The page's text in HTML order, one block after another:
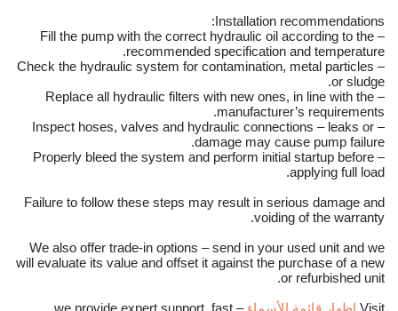
Installation recommendations:
– Fill the pump with the correct hydraulic oil according to the
recommended specification and temperature.
– Check the hydraulic system for contamination, metal particles
or sludge.
– Replace all hydraulic filters with new ones, in line with the
manufacturer’s requirements.
– Inspect hoses, valves and hydraulic connections – leaks or
damage may cause pump failure.
– Properly bleed the system and perform initial startup before
applying full load.
Failure to follow these steps may result in serious damage and
voiding of the warranty.
We also offer trade-in options – send in your used unit and we
will evaluate its value and offset it against the purchase of a new
or refurbished unit.